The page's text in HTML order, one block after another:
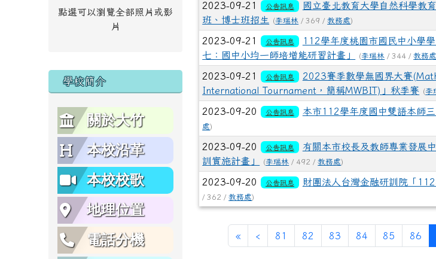
點選可以瀏覽全部照片或影
片
學校簡介
關於大竹
本校沿革
本校校歌
地理位置
電話分機
2023-09-21 公告訊息
國立臺北教育大學自然科學教
班、博士班招生
(李瑞林 / 369 /教務處)
2023-09-21 公告訊息
112學年度桃園市國民中小學
七：國中小均一師培增能研習計畫」
(李瑞林 / 344 /教務
2023-09-21 公告訊息
2023賽季數學無國界大賽
International Tournament，簡稱MWBIT)」秋季賽
(李
2023-09-20 公告訊息 本市112學年度國中雙語本師
處)
2023-09-20 公告訊息
有關本市校長及教師專業發展
訓實施計畫」
(李瑞林 / 492 /教務處)
2023-09-20 公告訊息 財團法人台灣金融研訓院「
/ 362 /教務處)
«第一頁
‹上一頁
81 82 83 84 85 86